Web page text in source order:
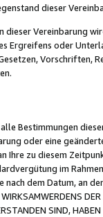
dieser
dieser Vereinbarung
Ergreifens oder
Vorschriften,
Bestimmungen
oder eine
Ihre zu diesem
im
dem Datum, an
SIND,